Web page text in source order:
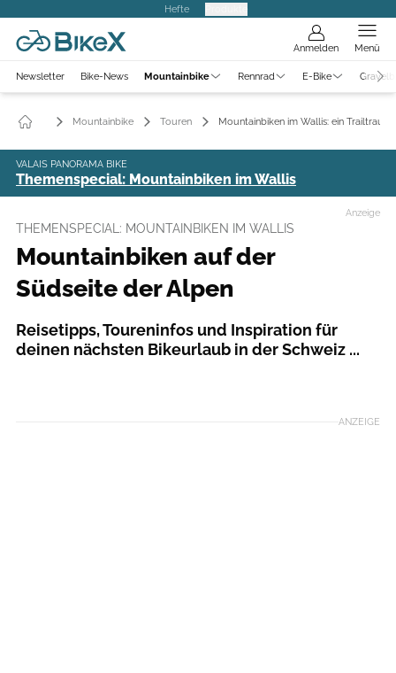
Hefte
Anmelden Menü
Newsletter Bike-News Mountainbike Rennrad E-Bike
Mountainbike Touren Mountainbiken im Wallis: ein Trailtraum!
VALAIS PANORAMA BIKE
Themenspecial: Mountainbiken im Wallis
Anzeige
THEMENSPECIAL: MOUNTAINBIKEN IM WALLIS
Mountainbiken auf der
Südseite der Alpen
Reisetipps, Toureninfos und Inspiration für
deinen nächsten Bikeurlaub in der Schweiz ...
ANZEIGE